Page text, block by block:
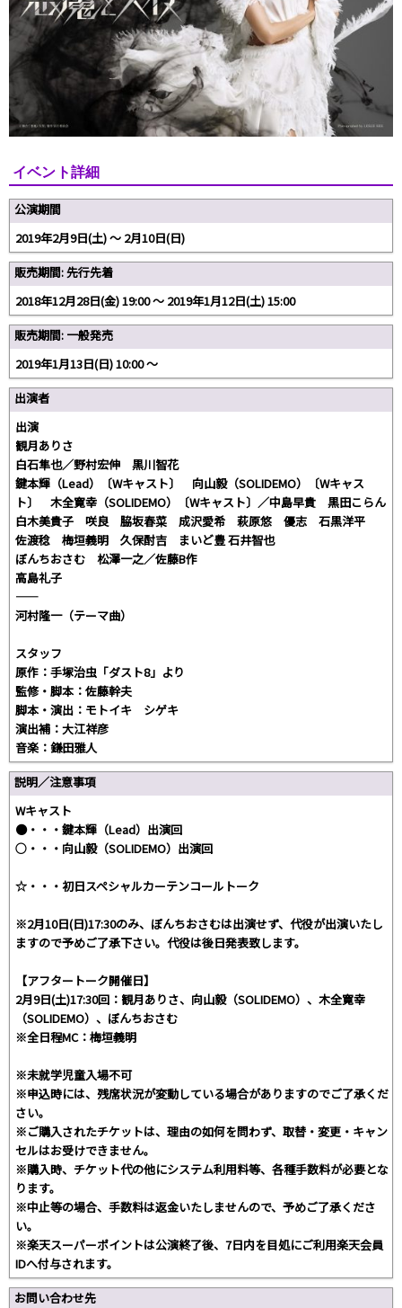
イベント詳細
公演期間
2019年2月9日(土) 〜 2月10日(日)
販売期間: 先行先着
2018年12月28日(金) 19:00 ～ 2019年1月12日(土) 15:00
販売期間: 一般発売
2019年1月13日(日) 10:00 ～
出演者
出演
観月ありさ
白石隼也／野村宏伸 黒川智花
鍵本輝（Lead）〔Wキャスト〕 向山毅（SOLIDEMO）〔Wキャス
ト〕 木全寛幸（SOLIDEMO）〔Wキャスト〕／中島早貴 黒田こらん
白木美貴子 咲良 脇坂春菜 成沢愛希 萩原悠 優志 石黒洋平
佐渡稔 梅垣義明 久保酎吉 まいど豊 石井智也
ぼんちおさむ 松澤一之／佐藤B作
高島礼子
――――――――――――――
河村隆一（テーマ曲）
スタッフ
原作：手塚治虫「ダスト8」より
監修・脚本：佐藤幹夫
脚本・演出：モトイキ シゲキ
演出補：大江祥彦
音楽：鎌田雅人
説明／注意事項
Wキャスト
●・・・鍵本輝（Lead）出演回
○・・・向山毅（SOLIDEMO）出演回
☆・・・初日スペシャルカーテンコールトーク
※2月10日(日)17:30のみ、ぼんちおさむは出演せず、代役が出演いたし
ますので予めご了承下さい。代役は後日発表致します。
【アフタートーク開催日】
2月9日(土)17:30回：観月ありさ、向山毅（SOLIDEMO）、木全寛幸
（SOLIDEMO）、ぼんちおさむ
※全日程MC：梅垣義明
※未就学児童入場不可
※申込時には、残席状況が変動している場合がありますのでご了承くだ
さい。
※ご購入されたチケットは、理由の如何を問わず、取替・変更・キャン
セルはお受けできません。
※購入時、チケット代の他にシステム利用料等、各種手数料が必要とな
ります。
※中止等の場合、手数料は返金いたしませんので、予めご了承くださ
い。
※楽天スーパーポイントは公演終了後、7日内を目処にご利用楽天会員
IDへ付与されます。
お問い合わせ先